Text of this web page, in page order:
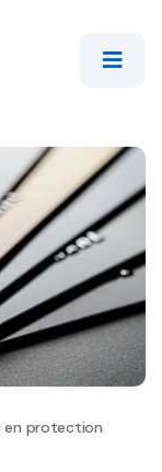
en protection